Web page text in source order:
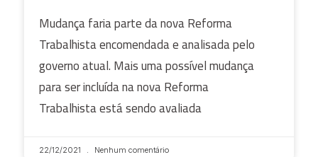
Mudança faria parte da nova Reforma
Trabalhista encomendada e analisada pelo
governo atual. Mais uma possível mudança
para ser incluída na nova Reforma
Trabalhista está sendo avaliada
22/12/2021 Nenhum comentário